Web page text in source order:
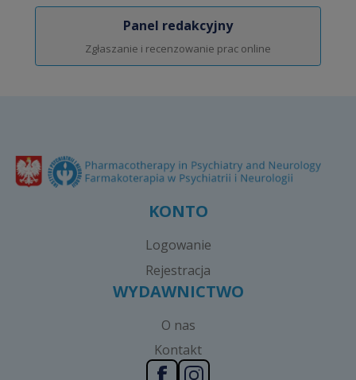
Panel redakcyjny
Zgłaszanie i recenzowanie prac online
KONTO
Logowanie
Rejestracja
WYDAWNICTWO
O nas
Kontakt